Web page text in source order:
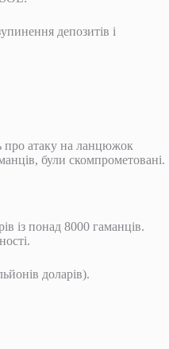
депозитів і
про атаку на ланцюжок
були скомпрометовані.
із понад 8000 гаманців.
доларів).